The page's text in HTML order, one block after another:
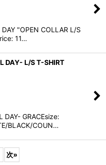
DAY "OPEN COLLAR L/S
11…
DAY- L/S T-SHIRT
DAY- GRACEsize:
BLACK/COUN…
次»